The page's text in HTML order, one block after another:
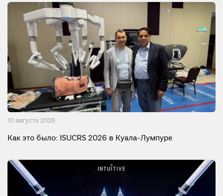
10 августа 2026
Как это было: ISUCRS 2026 в Куала-Лумпуре